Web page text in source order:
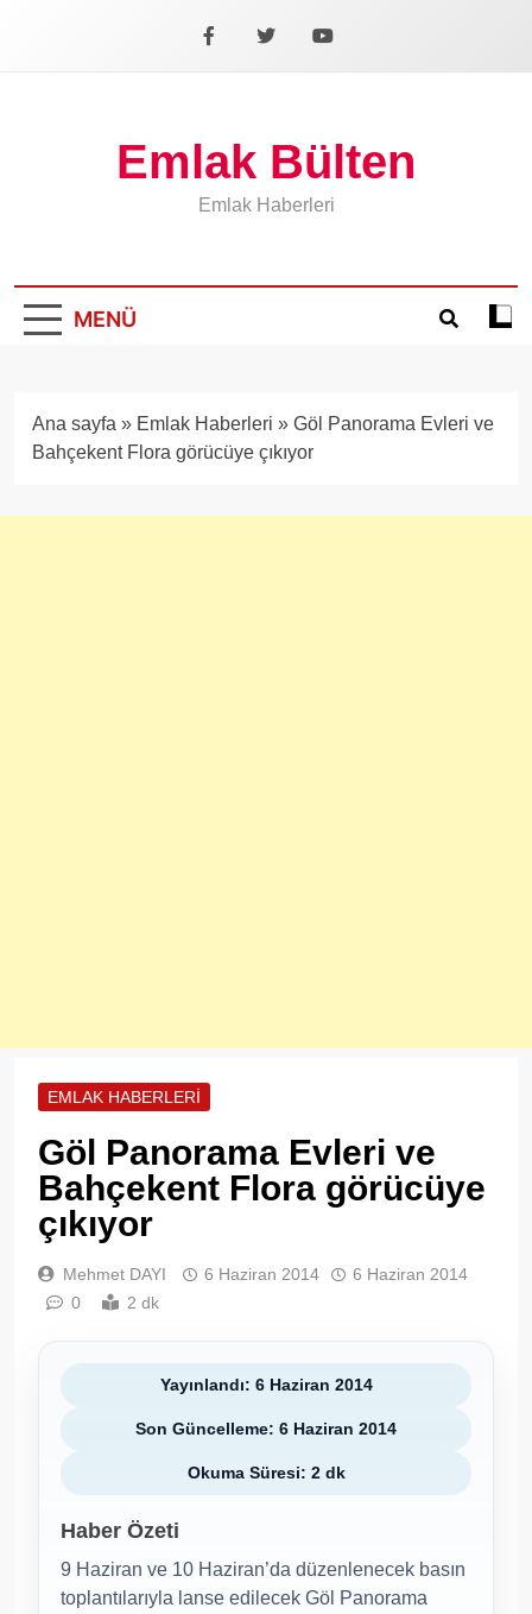
Facebook
X YouTube
Emlak Bülten
Emlak Haberleri
MENÜ
Koyu
Ana sayfa » Emlak Haberleri » Göl Panorama Evleri ve
Bahçekent Flora görücüye çıkıyor
EMLAK HABERLERI
Göl Panorama Evleri ve
Bahçekent Flora görücüye
çıkıyor
Mehmet DAYI 6 Haziran 2014
6 Haziran 2014
0
2 dk
Yayınlandı: 6 Haziran 2014
Son Güncelleme: 6 Haziran 2014
Okuma Süresi: 2 dk
Haber Özeti
9 Haziran ve 10 Haziran’da düzenlenecek basın
toplantılarıyla lanse edilecek Göl Panorama